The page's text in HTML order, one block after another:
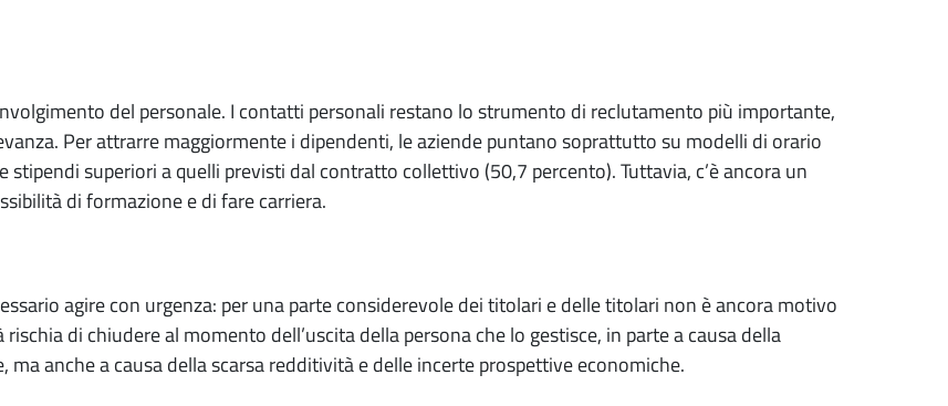
del personale. I contatti personali restano lo strumento di reclutamento più importante,
Per attrarre maggiormente i dipendenti, le aziende puntano soprattutto su modelli di orario
superiori a quelli previsti dal contratto collettivo (50,7 percento). Tuttavia, c’è ancora un
di formazione e di fare carriera.
agire con urgenza: per una parte considerevole dei titolari e delle titolari non è ancora motivo
di chiudere al momento dell’uscita della persona che lo gestisce, in parte a causa della
anche a causa della scarsa redditività e delle incerte prospettive economiche.